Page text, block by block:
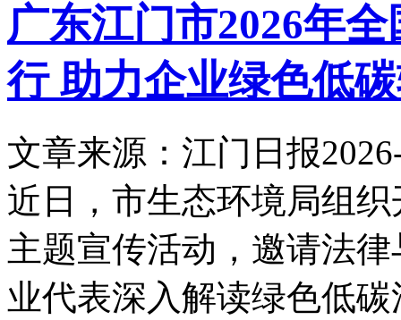
广东江门市2026年
行 助力企业绿色低
文章来源：江门日报
近日，市生态环境局组
主题宣传活动，邀请法
业代表深入解读绿色低